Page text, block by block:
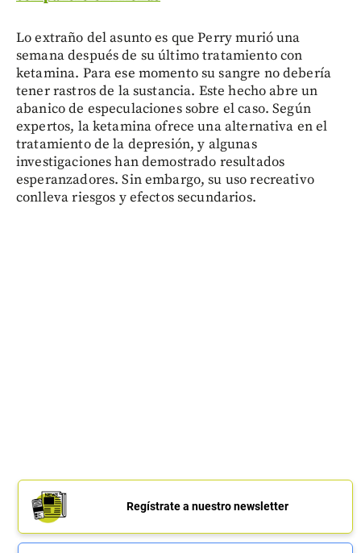
Lo extraño del asunto es que Perry murió una
semana después de su último tratamiento con
ketamina. Para ese momento su sangre no debería
tener rastros de la sustancia. Este hecho abre un
abanico de especulaciones sobre el caso. Según
expertos, la ketamina ofrece una alternativa en el
tratamiento de la depresión, y algunas
investigaciones han demostrado resultados
esperanzadores. Sin embargo, su uso recreativo
conlleva riesgos y efectos secundarios.
Regístrate a nuestro newsletter